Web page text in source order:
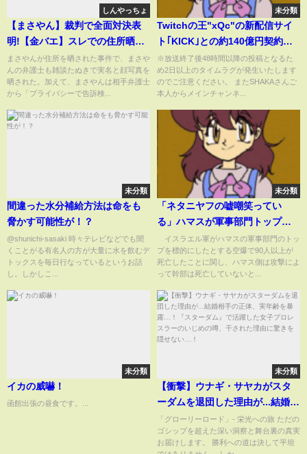
しんやっちょ
【まさやん】裁判で全面対決表
明!【金バエ】スレでの住所晒し
事件、弁護士さんも怒り! 相手側
は「投稿者をかばい」「虚偽の
言い訳」
まさやんが住所を晒された事件で、まさや
んの弁護士も雑談たぬきで実名と顔写真を
晒された。加えて、まさやんは相手弁護士
から「プライバシーで告訴検...
未分類
Twitchの王"xQc"の新配信サイ
ト｢KICK｣との約140億円契約に
ついて話す
SHAKA【2023/6/17】
※放送終了後48時間以降の投稿となるた
め2日以上のタイムラグが発生いたします
のでご注意ください。 またSHAKAさんご
本人からメインチャンネ...
未分類
間違った水分補給方法は命をも
脅かす可能性が！？
@shunichi-sasaki 時々テレビなどでも聞
くことがる有名人の方が大量に水を飲むデ
トックスを毎日行なっているというお話
し。しかしこ...
未分類
「ネタニヤフの嘘嘲笑ってい
る」ハマスが軍事部門トップの
殺害否定 ガザ南部90人犠牲
(2024年7月14日)
イスラエル軍がハマスの軍事部門のトッ
プを標的にしたとする空爆で90人以上が
死亡したことに関し、ハマス側は攻撃によ
って幹部は死亡していないと...
未分類
イカの威嚇！
函館出張の昼食です。...
未分類
【衝撃】ウナギ・サヤカがスタ
ーダムを退団した理由が...結婚相
手の正体、実年齢を暴露…！
『スターダム』で活躍した女子
プロレスラーのいじめの噂、干
「グローリーロード」- 栄光への旅 ただの
ゴシップを超えた深い洞察と舞台裏の真実
お届けします。 勝利への道は決して平坦